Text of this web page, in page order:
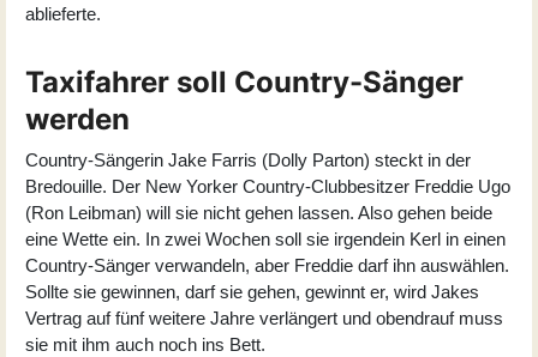
ablieferte.
Taxifahrer soll Country-Sänger
werden
Country-Sängerin Jake Farris (Dolly Parton) steckt in der
Bredouille. Der New Yorker Country-Clubbesitzer Freddie Ugo
(Ron Leibman) will sie nicht gehen lassen. Also gehen beide
eine Wette ein. In zwei Wochen soll sie irgendein Kerl in einen
Country-Sänger verwandeln, aber Freddie darf ihn auswählen.
Sollte sie gewinnen, darf sie gehen, gewinnt er, wird Jakes
Vertrag auf fünf weitere Jahre verlängert und obendrauf muss
sie mit ihm auch noch ins Bett.